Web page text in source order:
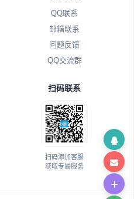
QQ联系
邮箱联系
问题反馈
QQ交流群
扫码联系
扫码添加客服
获取专属服务